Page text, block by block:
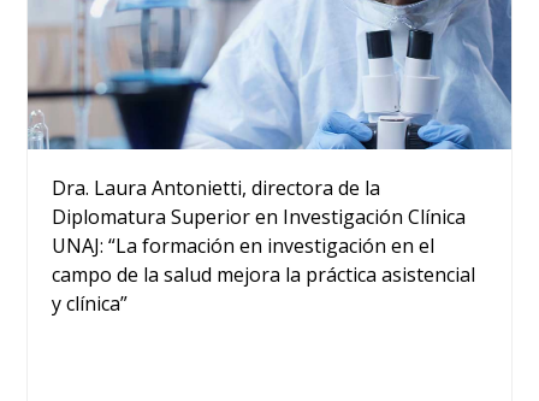
Dra. Laura Antonietti, directora de la
Diplomatura Superior en Investigación Clínica
UNAJ: “La formación en investigación en el
campo de la salud mejora la práctica asistencial
y clínica”